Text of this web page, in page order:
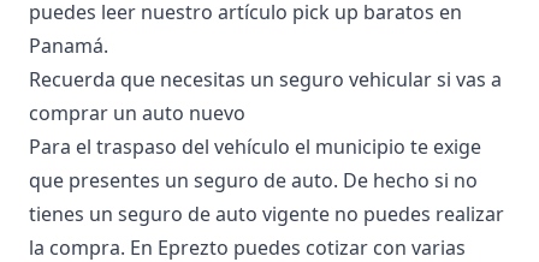
puedes leer nuestro artículo pick up baratos en
Panamá.
Recuerda que necesitas un seguro vehicular si vas a
comprar un auto nuevo
Para el traspaso del vehículo el municipio te exige
que presentes un seguro de auto. De hecho si no
tienes un seguro de auto vigente no puedes realizar
la compra. En Eprezto puedes cotizar con varias